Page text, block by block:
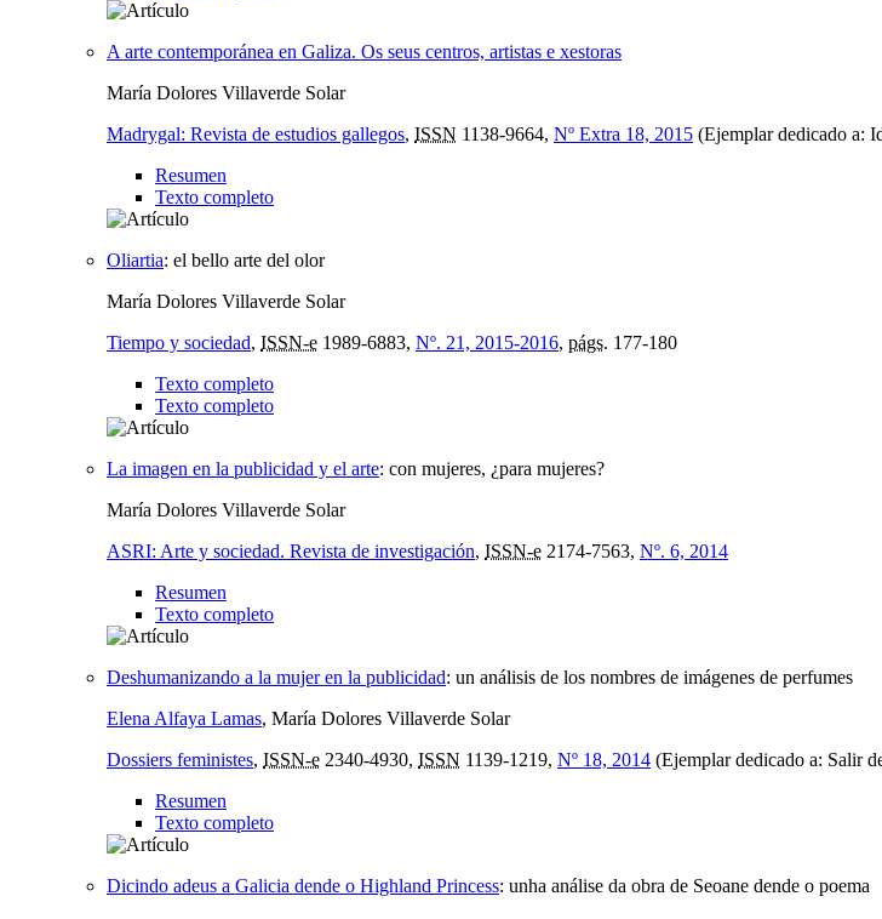
A arte contemporánea en Galiza. Os seus centros, artistas e xestoras
María Dolores Villaverde Solar
Madrygal: Revista de estudios gallegos, ISSN 1138-9664, Nº Extra 18, 2015 (Ejemplar dedicado a:
Resumen
Texto completo
Oliartia: el bello arte del olor
María Dolores Villaverde Solar
Tiempo y sociedad, ISSN-e 1989-6883, Nº. 21, 2015-2016, págs. 177-180
Texto completo
Texto completo
La imagen en la publicidad y el arte: con mujeres, ¿para mujeres?
María Dolores Villaverde Solar
ASRI: Arte y sociedad. Revista de investigación, ISSN-e 2174-7563, Nº. 6, 2014
Resumen
Texto completo
Deshumanizando a la mujer en la publicidad: un análisis de los nombres de imágenes de perfumes
Elena Alfaya Lamas, María Dolores Villaverde Solar
Dossiers feministes, ISSN-e 2340-4930, ISSN 1139-1219, Nº 18, 2014 (Ejemplar dedicado a: Salir
Resumen
Texto completo
Dicindo adeus a Galicia dende o Highland Princess: unha análise da obra de Seoane dende o poema